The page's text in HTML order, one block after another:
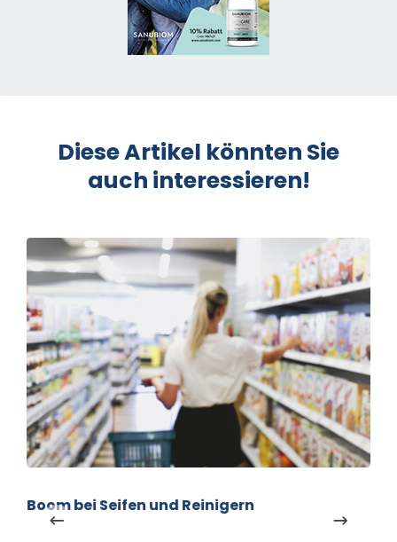
Diese Artikel könnten Sie
auch interessieren!
Boom bei Seifen und Reinigern